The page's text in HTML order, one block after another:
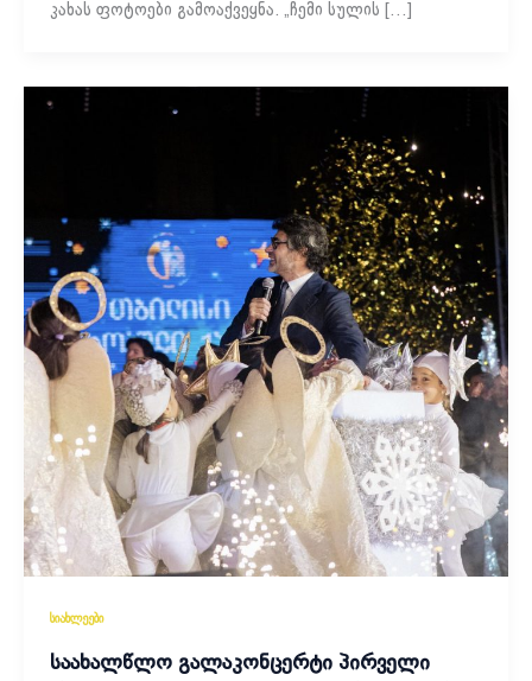
კახას ფოტოები გამოაქვეყნა. „ჩემი სულის […]
სიახლეები
საახალწლო გალაკონცერტი პირველი